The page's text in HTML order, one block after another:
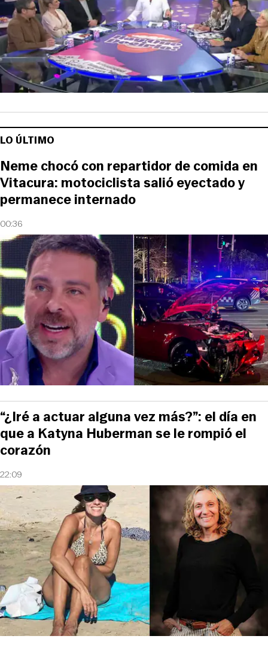
LO ÚLTIMO
00:36
Neme chocó con repartidor de comida en
Vitacura: motociclista salió eyectado y
permanece internado
22:09
“¿Iré a actuar alguna vez más?”: el día en
que a Katyna Huberman se le rompió el
corazón